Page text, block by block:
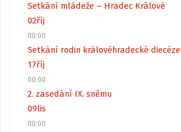
Setkání mládeže – Hradec Králové
02říj
00:00
Setkání rodin královéhradecké diecéze
17říj
00:00
2. zasedání IX. sněmu
09lis
00:00